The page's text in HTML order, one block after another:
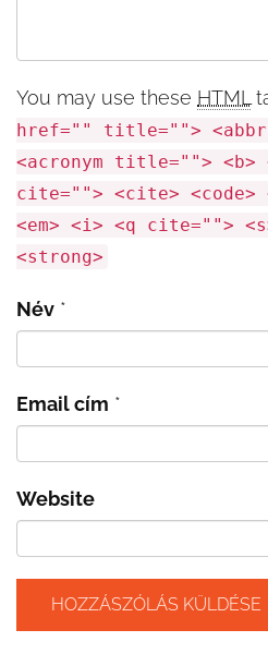
You may use these HTML
href="" title="">
<acronym title=""> <b>
cite=""> <cite> <code>
<em> <i> <q cite="">
<strong>
Név *
Email cím *
Website